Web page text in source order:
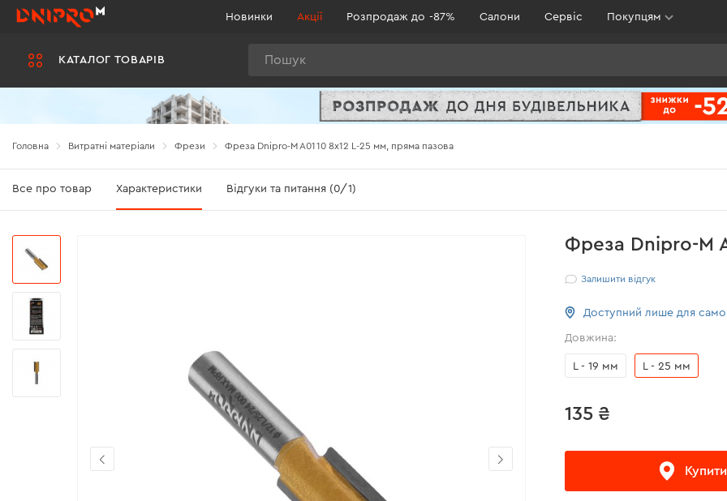
КАТАЛОГ ТОВАРІВ
Новинки Акції Розпродаж до -87% Салони Сервіс Покупцям
Головна Витратні матеріали Фрези Фреза Dnipro-M A0110 8х12 L-25 мм, пряма пазова
Все про товар Характеристики Відгуки та питання (0/1)
Фреза Dnipro-M
Залишити відгук
Доступний лише для
Довжина:
L - 19 мм L - 25 мм
135 ₴
Купити